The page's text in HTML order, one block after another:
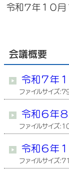
令和７年１０月
会議概要
令和７年
ファイルサイズ
令和６年
ファイルサイズ
令和６年
ファイルサイズ